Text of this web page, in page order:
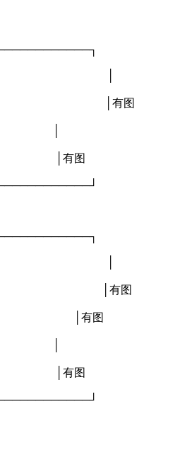
点】 │
部入沙捐 │有图
银 │
│有图
点】 │
入沙捐 │有图
装) │有图
银 │
│有图